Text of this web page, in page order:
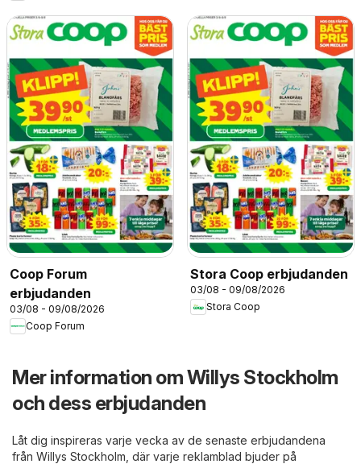
Coop Forum
erbjudanden
03/08 - 09/08/2026
Coop Forum
Stora Coop erbjudanden
03/08 - 09/08/2026
Stora Coop
Mer information om Willys Stockholm
och dess erbjudanden
Låt dig inspireras varje vecka av de senaste erbjudandena
från Willys Stockholm, där varje reklamblad bjuder på